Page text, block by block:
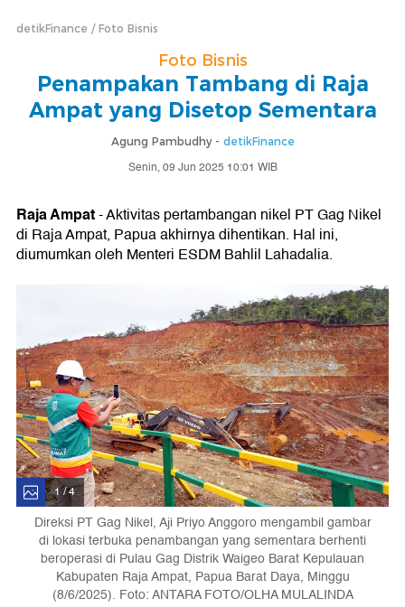
detikFinance Foto Bisnis
Foto Bisnis
Penampakan Tambang di Raja
Ampat yang Disetop Sementara
Agung Pambudhy - detikFinance
Senin, 09 Jun 2025 10:01 WIB
Raja Ampat- Aktivitas pertambangan nikel PT Gag Nikel
di Raja Ampat, Papua akhirnya dihentikan. Hal ini,
diumumkan oleh Menteri ESDM Bahlil Lahadalia.
1 / 4
Direksi PT Gag Nikel, Aji Priyo Anggoro mengambil gambar
di lokasi terbuka penambangan yang sementara berhenti
beroperasi di Pulau Gag Distrik Waigeo Barat Kepulauan
Kabupaten Raja Ampat, Papua Barat Daya, Minggu
(8/6/2025). Foto: ANTARA FOTO/OLHA MULALINDA